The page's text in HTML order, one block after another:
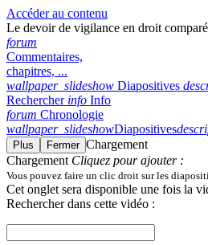
Accéder au contenu
Le devoir de vigilance en droit comparé
forum
Commentaires,
chapitres, ...
wallpaper_slideshow Diapositives
Rechercher info Info
forum Chronologie
wallpaper_slideshowDiapositives
Plus Fermer Chargement
Chargement Cliquez pour ajouter :
Vous pouvez faire un clic droit sur les
Cet onglet sera disponible une fois la
Rechercher dans cette vidéo :